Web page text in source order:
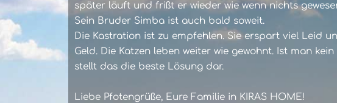
später läuft und frißt er wieder wie wenn nichts
Sein Bruder Simba ist auch bald soweit.
Die Kastration ist zu empfehlen. Sie erspart viel Leid
Geld. Die Katzen leben weiter wie gewohnt. Ist man
stellt das die beste Lösung dar.
Liebe Pfotengrüße, Eure Familie in KIRAS HOME!